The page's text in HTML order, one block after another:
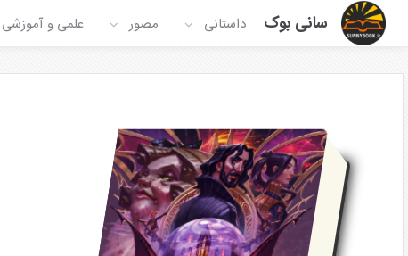
سانی بوک داستانی مصور علمی و آموزشی